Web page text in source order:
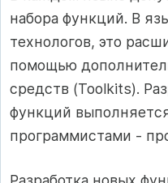
набора функций. В
технологов, это
помощью
средств (Toolkits).
функций
программистами -